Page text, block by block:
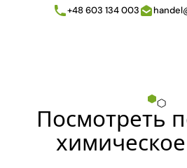
+48 603 134 003
Посмотреть